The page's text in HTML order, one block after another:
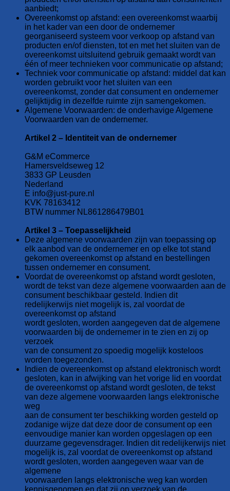
aanbiedt;
Overeenkomst op afstand: een overeenkomst waarbij
in het kader van een door de ondernemer
georganiseerd systeem voor verkoop op afstand van
producten en/of diensten, tot en met het sluiten van de
overeenkomst uitsluitend gebruik gemaakt wordt van
één of meer technieken voor communicatie op afstand;
Techniek voor communicatie op afstand: middel dat kan
worden gebruikt voor het sluiten van een
overeenkomst, zonder dat consument en ondernemer
gelijktijdig in dezelfde ruimte zijn samengekomen.
Algemene Voorwaarden: de onderhavige Algemene
Voorwaarden van de ondernemer.
Artikel 2 – Identiteit van de ondernemer
G&M eCommerce
Hamersveldseweg 12
3833 GP Leusden
Nederland
E info@just-pure.nl
KVK 78163412
BTW nummer NL861286479B01
Artikel 3 – Toepasselijkheid
Deze algemene voorwaarden zijn van toepassing op
elk aanbod van de ondernemer en op elke tot stand
gekomen overeenkomst op afstand en bestellingen
tussen ondernemer en consument.
Voordat de overeenkomst op afstand wordt gesloten,
wordt de tekst van deze algemene voorwaarden aan de
consument beschikbaar gesteld. Indien dit
redelijkerwijs niet mogelijk is, zal voordat de
overeenkomst op afstand
wordt gesloten, worden aangegeven dat de algemene
voorwaarden bij de ondernemer in te zien en zij op
verzoek
van de consument zo spoedig mogelijk kosteloos
worden toegezonden.
Indien de overeenkomst op afstand elektronisch wordt
gesloten, kan in afwijking van het vorige lid en voordat
de overeenkomst op afstand wordt gesloten, de tekst
van deze algemene voorwaarden langs elektronische
weg
aan de consument ter beschikking worden gesteld op
zodanige wijze dat deze door de consument op een
eenvoudige manier kan worden opgeslagen op een
duurzame gegevensdrager. Indien dit redelijkerwijs niet
mogelijk is, zal voordat de overeenkomst op afstand
wordt gesloten, worden aangegeven waar van de
algemene
voorwaarden langs elektronische weg kan worden
kennisgenomen en dat zij op verzoek van de